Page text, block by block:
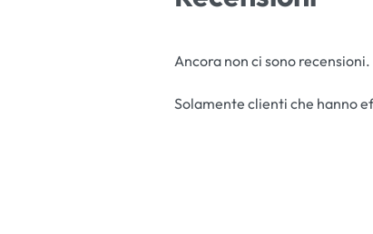
Ancora non ci sono recensioni.
Solamente clienti che hanno